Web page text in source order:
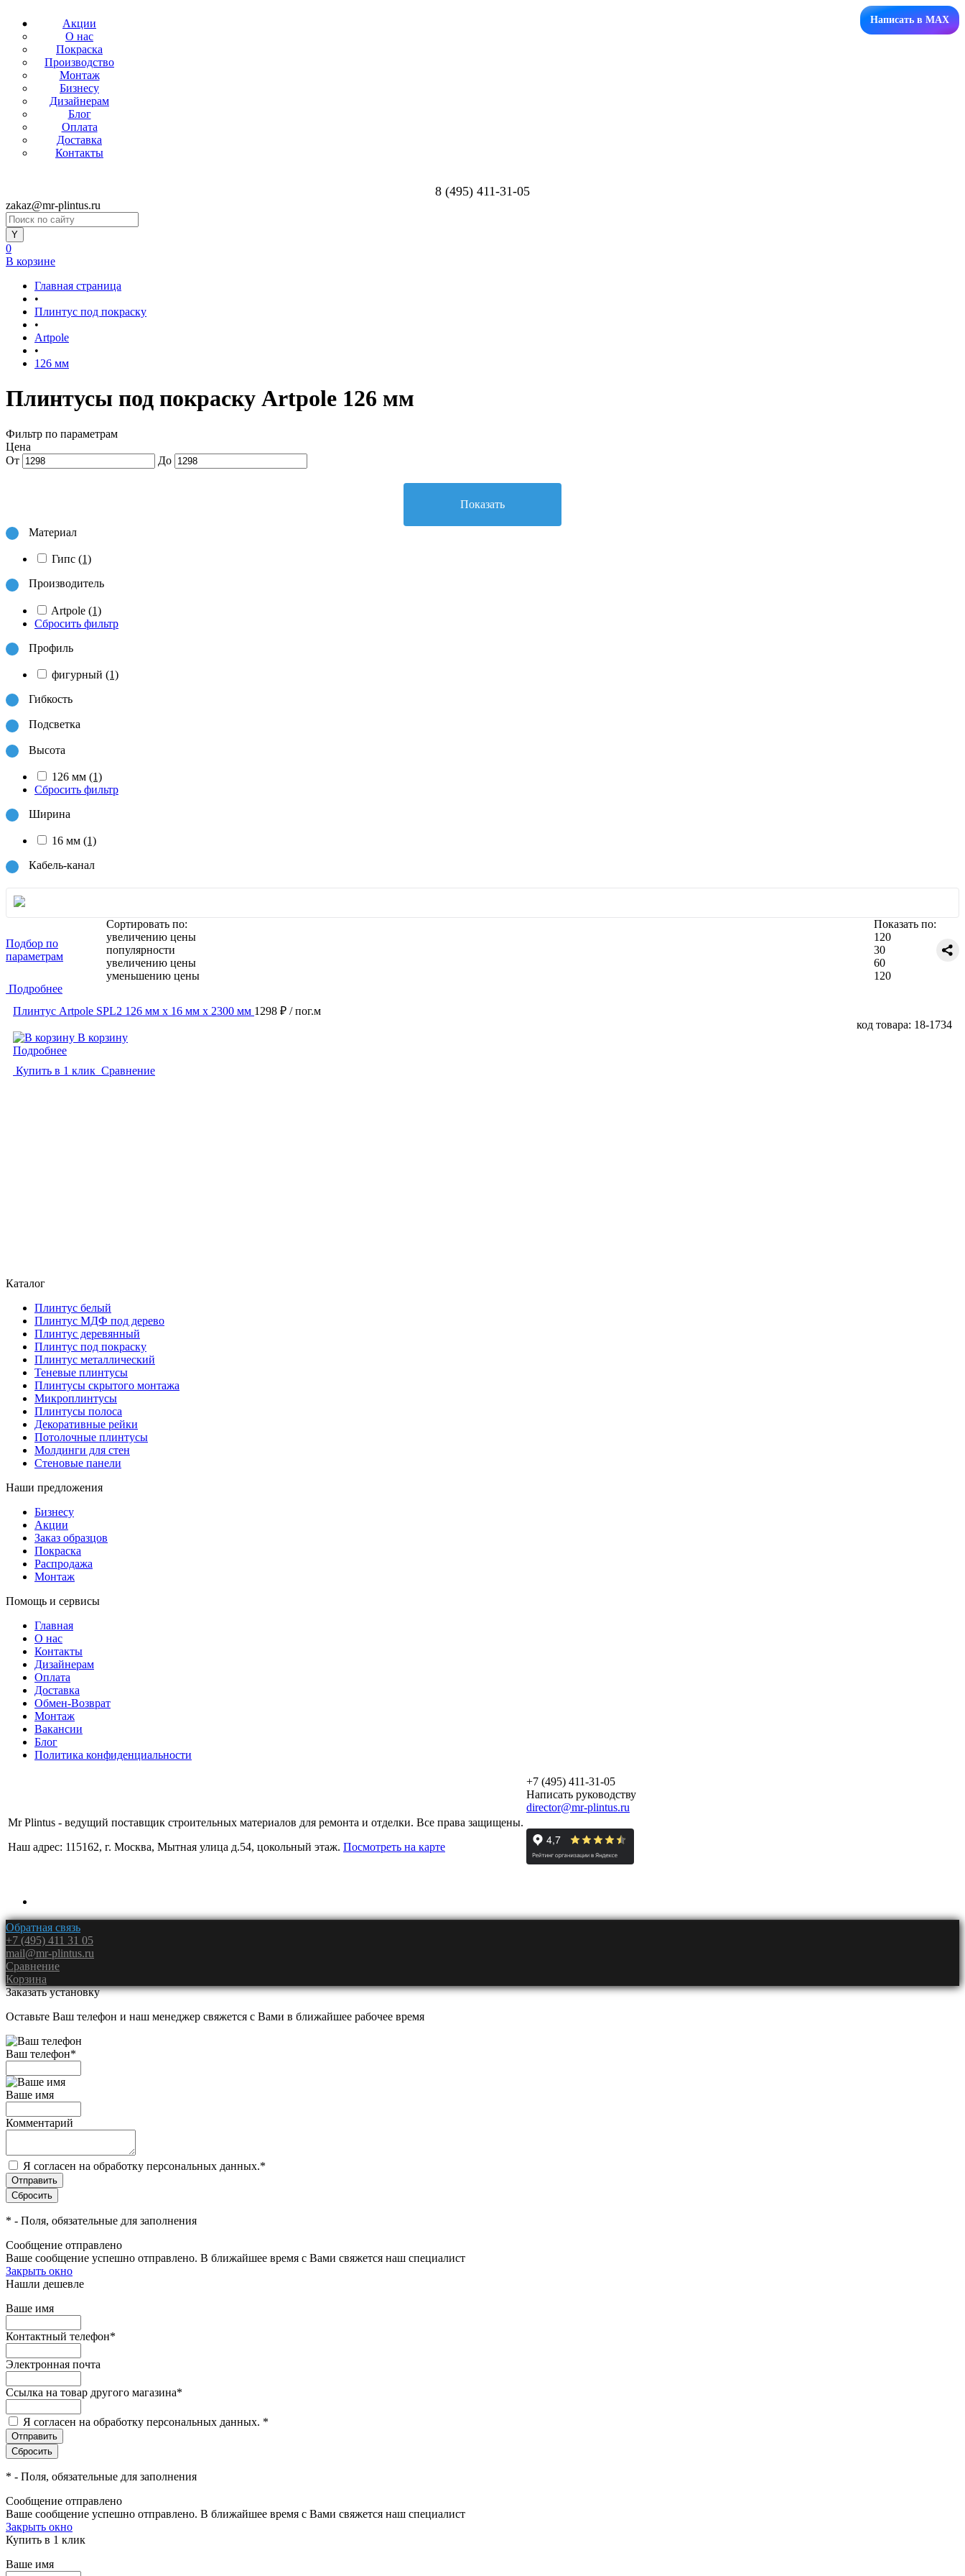
Акции
О нас
Покраска
Производство
Монтаж
Бизнесу
Дизайнерам
Блог
Оплата
Доставка
Контакты
Написать в MAX
8 (495) 411-31-05
zakaz@mr-plintus.ru
0
В корзине
Главная страница
•
Плинтус под покраску
•
Artpole
•
126 мм
Плинтусы под покраску Artpole 126 мм
Фильтр по параметрам
Цена
От
До
Показать
Материал
Гипс (1)
Производитель
Artpole (1)
Сбросить фильтр
Профиль
фигурный (1)
Гибкость
Подсветка
Высота
126 мм (1)
Сбросить фильтр
Ширина
16 мм (1)
Кабель-канал
Подбор по
параметрам
Сортировать по:
увеличению цены
популярности
увеличению цены
уменьшению цены
Показать по:
120
30
60
120
Подробнее
Плинтус Artpole SPL2 126 мм х 16 мм х 2300 мм 1298 ₽ / пог.м
код товара: 18-1734
В корзину
Подробнее
Купить в 1 клик Сравнение
Каталог
Плинтус белый
Плинтус МДФ под дерево
Плинтус деревянный
Плинтус под покраску
Плинтус металлический
Теневые плинтусы
Плинтусы скрытого монтажа
Микроплинтусы
Плинтусы полоса
Декоративные рейки
Потолочные плинтусы
Молдинги для стен
Стеновые панели
Наши предложения
Бизнесу
Акции
Заказ образцов
Покраска
Распродажа
Монтаж
Помощь и сервисы
Главная
О нас
Контакты
Дизайнерам
Оплата
Доставка
Обмен-Возврат
Монтаж
Вакансии
Блог
Политика конфиденциальности
Mr Plintus - ведущий поставщик строительных материалов для ремонта и отделки. Все права защищены.
Наш адрес: 115162, г. Москва, Мытная улица д.54, цокольный этаж. Посмотреть на карте
+7 (495) 411-31-05
Написать руководству
director@mr-plintus.ru
Обратная связь
+7 (495) 411 31 05
mail@mr-plintus.ru
Сравнение
Корзина
Заказать установку
Оставьте Ваш телефон и наш менеджер свяжется с Вами в ближайшее рабочее время
Ваш телефон*
Ваше имя
Комментарий
Я согласен на обработку персональных данных.*
* - Поля, обязательные для заполнения
Сообщение отправлено
Ваше сообщение успешно отправлено. В ближайшее время с Вами свяжется наш специалист
Закрыть окно
Нашли дешевле
Ваше имя
Контактный телефон*
Электронная почта
Ссылка на товар другого магазина*
Я согласен на обработку персональных данных. *
* - Поля, обязательные для заполнения
Сообщение отправлено
Ваше сообщение успешно отправлено. В ближайшее время с Вами свяжется наш специалист
Закрыть окно
Купить в 1 клик
Ваше имя